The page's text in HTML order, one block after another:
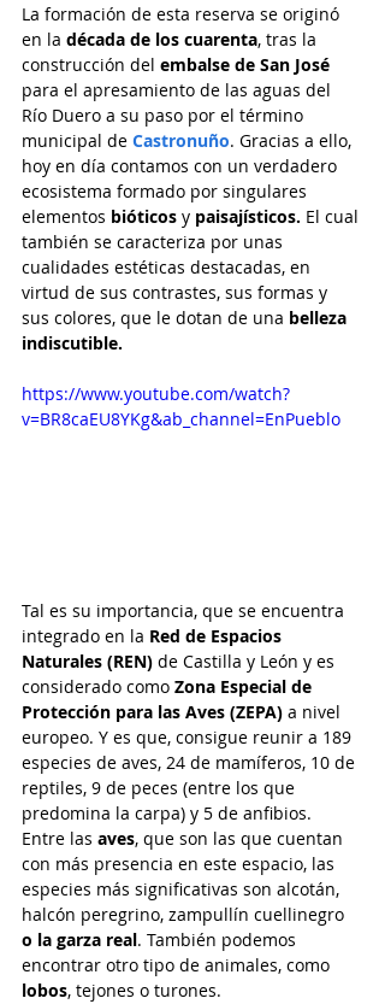
La formación de esta reserva se originó
en la década de los cuarenta, tras la
construcción del embalse de San José
para el apresamiento de las aguas del
Río Duero a su paso por el término
municipal de Castronuño. Gracias a ello,
hoy en día contamos con un verdadero
ecosistema formado por singulares
elementos bióticos y paisajísticos. El cual
también se caracteriza por unas
cualidades estéticas destacadas, en
virtud de sus contrastes, sus formas y
sus colores, que le dotan de una belleza
indiscutible.
https://www.youtube.com/watch?
v=BR8caEU8YKg&ab_channel=EnPueblo
Tal es su importancia, que se encuentra
integrado en la Red de Espacios
Naturales (REN) de Castilla y León y es
considerado como Zona Especial de
Protección para las Aves (ZEPA) a nivel
europeo. Y es que, consigue reunir a 189
especies de aves, 24 de mamíferos, 10 de
reptiles, 9 de peces (entre los que
predomina la carpa) y 5 de anfibios.
Entre las aves, que son las que cuentan
con más presencia en este espacio, las
especies más significativas son alcotán,
halcón peregrino, zampullín cuellinegro
o la garza real. También podemos
encontrar otro tipo de animales, como
lobos, tejones o turones.